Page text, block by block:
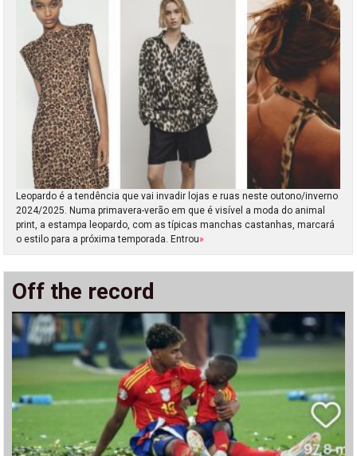
Leopardo é a tendência que vai invadir lojas e ruas neste outono/inverno
2024/2025. Numa primavera-verão em que é visível a moda do animal
print, a estampa leopardo, com as típicas manchas castanhas, marcará
o estilo para a próxima temporada. Entrou»
Off the record